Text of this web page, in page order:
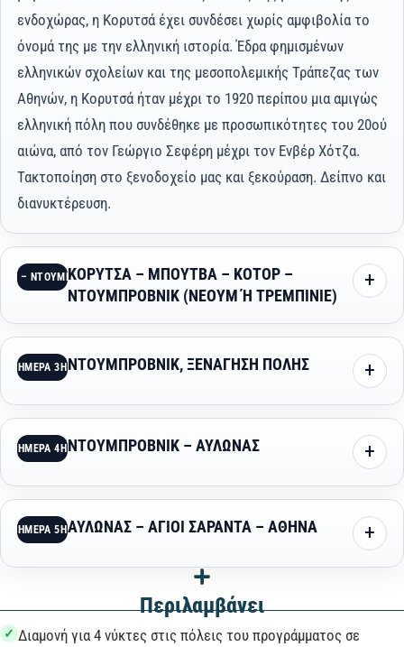
ενδοχώρας, η Κορυτσά έχει συνδέσει χωρίς αμφιβολία το
όνομά της με την ελληνική ιστορία. Έδρα φημισμένων
ελληνικών σχολείων και της μεσοπολεμικής Τράπεζας των
Αθηνών, η Κορυτσά ήταν μέχρι το 1920 περίπου μια αμιγώς
ελληνική πόλη που συνδέθηκε με προσωπικότητες του 20ού
αιώνα, από τον Γεώργιο Σεφέρη μέχρι τον Ενβέρ Χότζα.
Τακτοποίηση στο ξενοδοχείο μας και ξεκούραση. Δείπνο και
διανυκτέρευση.
– ΝΤΟΥΜΠΡΟΒΝΙΚ (ΝΕΟΥΜ Ή ΤΡΕΜΠΙΝΙΕ)
ΚΟΡΥΤΣΑ – ΜΠΟΥΤΒΑ – ΚΟΤΟΡ –
ΝΤΟΥΜΠΡΟΒΝΙΚ (ΝΕΟΥΜ Ή ΤΡΕΜΠΙΝΙΕ)
ΗΜΈΡΑ 3ΗΝΤΟΥΜΠΡΟΒΝΙΚ, ΞΕΝΑΓΗΣΗ ΠΟΛΗΣ
ΗΜΈΡΑ 4ΗΝΤΟΥΜΠΡΟΒΝΙΚ – ΑΥΛΩΝΑΣ
ΗΜΈΡΑ 5ΗΑΥΛΩΝΑΣ – ΑΓΙΟΙ ΣΑΡΑΝΤΑ – ΑΘΗΝΑ
Περιλαμβάνει
✓ Διαμονή για 4 νύκτες στις πόλεις του προγράμματος σε